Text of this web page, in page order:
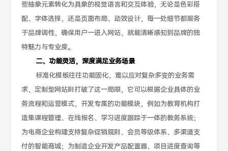
些抽象元素转化为具象的视觉语言和交互体验，无论是色彩搭
配、字体选择，还是页面布局、动效设计，每一处细节都服务
于品牌调性，确保用户一进入网站，就能清晰感知到品牌的独
特魅力与专业度。
二、功能灵活，深度满足业务场景
标准化模板往往功能固化，难以应对复杂多变的业务需
求，定制型网站则打破了这一局限，它可以根据企业具体的业
务流程和运营模式，开发专属的功能模块，例如为教育机构打
造集课程管理、在线报名、学习进度跟踪于一体的教务系统；
为电商企业构建支持复杂促销规则、会员等级体系、多渠道支
付的智能商城；为制造企业开发产品配置器、项目进度查询等